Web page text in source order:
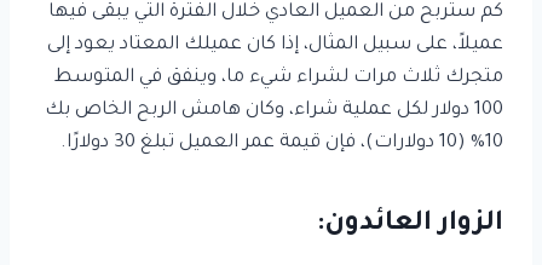
كم ستربح من العميل العادي خلال الفترة التي يبقى فيها
عميلاً، على سبيل المثال، إذا كان عميلك المعتاد يعود إلى
متجرك ثلاث مرات لشراء شيء ما، وينفق في المتوسط
100 دولار لكل عملية شراء، وكان هامش الربح الخاص بك
10% (10 دولارات)، فإن قيمة عمر العميل تبلغ 30 دولارًا.
الزوار العائدون: